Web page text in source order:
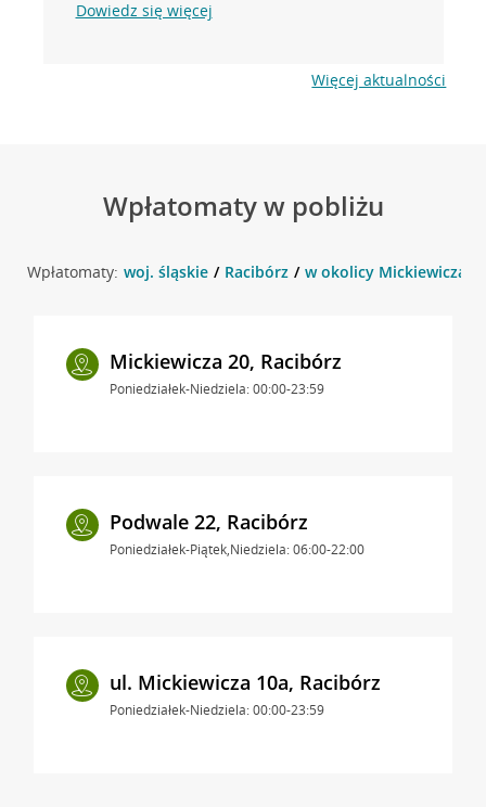
Dowiedz się więcej
Więcej aktualności
Wpłatomaty w pobliżu
Wpłatomaty: woj. śląskie Racibórz w okolicy Mickiewicza
Mickiewicza 20, Racibórz
Poniedziałek-Niedziela: 00:00-23:59
Podwale 22, Racibórz
Poniedziałek-Piątek,Niedziela: 06:00-22:00
ul. Mickiewicza 10a, Racibórz
Poniedziałek-Niedziela: 00:00-23:59